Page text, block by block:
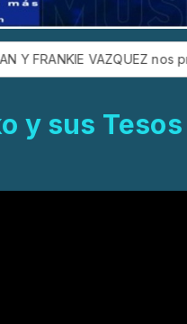
VAZQUEZ nos presenta
y sus